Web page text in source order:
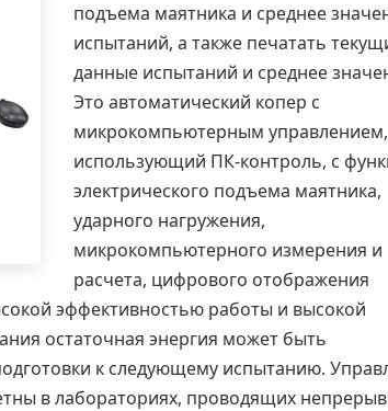
подъема маятника и среднее
испытаний, а также печатать
данные испытаний и среднее
Это автоматический копер с
микрокомпьютерным управлением,
использующий ПК-контроль, с
электрического подъема маятника,
ударного нагружения,
микрокомпьютерного измерения и
расчета, цифрового отображения
эффективностью работы и высокой
остаточная энергия может быть
к следующему испытанию.
в лабораториях, проводящих